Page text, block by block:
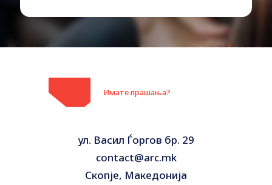
Имате прашања?
ул. Васил Ѓоргов бр. 29
contact@arc.mk
Скопје, Македонија